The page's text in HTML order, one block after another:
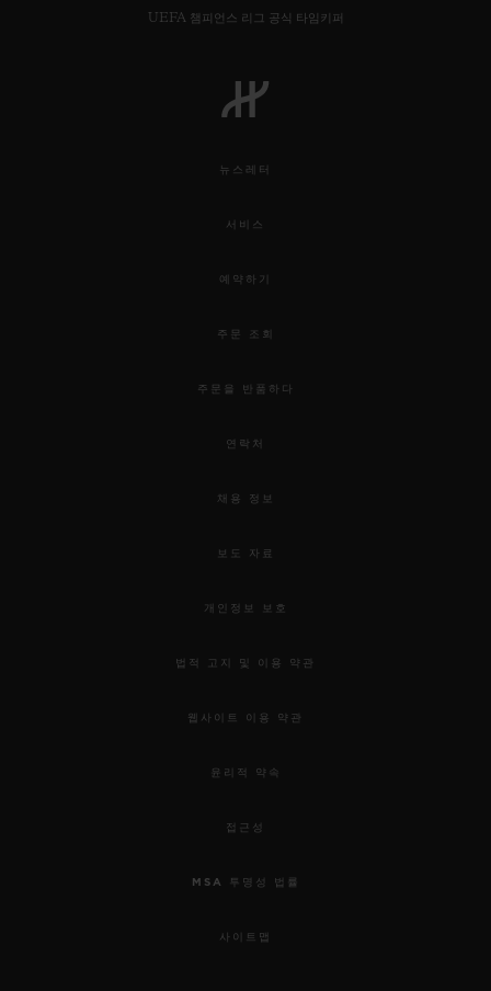
UEFA 챔피언스 리그 공식 타임키퍼
뉴스레터
서비스
예약하기
주문 조회
주문을 반품하다
연락처
채용 정보
보도 자료
개인정보 보호
법적 고지 및 이용 약관
웹사이트 이용 약관
윤리적 약속
접근성
MSA 투명성 법률
사이트맵